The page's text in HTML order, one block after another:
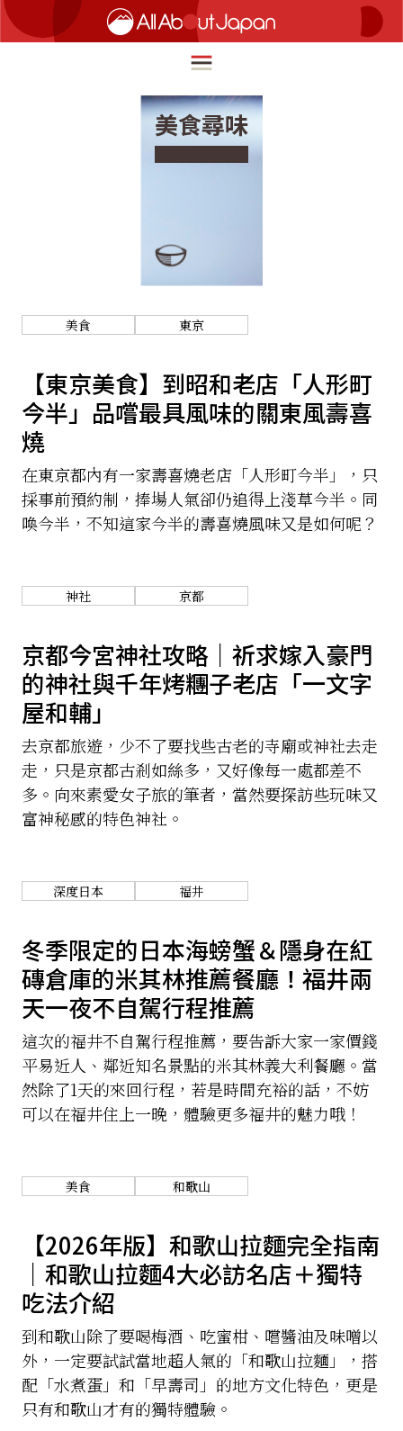
創新趨勢
關於我們
美食尋味
美食 東京
【東京美食】到昭和老店「人形町
今半」品嚐最具風味的關東風壽喜
燒
在東京都內有一家壽喜燒老店「人形町今半」，只
採事前預約制，捧場人氣卻仍追得上淺草今半。同
喚今半，不知這家今半的壽喜燒風味又是如何呢？
神社 京都
京都今宮神社攻略｜祈求嫁入豪門
的神社與千年烤糰子老店「一文字
屋和輔」
去京都旅遊，少不了要找些古老的寺廟或神社去走
走，只是京都古剎如絲多，又好像每一處都差不
多。向來素愛女子旅的筆者，當然要探訪些玩味又
富神秘感的特色神社。
深度日本 福井
冬季限定的日本海螃蟹＆隱身在紅
磚倉庫的米其林推薦餐廳！福井兩
天一夜不自駕行程推薦
這次的福井不自駕行程推薦，要告訴大家一家價錢
平易近人、鄰近知名景點的米其林義大利餐廳。當
然除了1天的來回行程，若是時間充裕的話，不妨
可以在福井住上一晚，體驗更多福井的魅力哦！
美食 和歌山
【2026年版】和歌山拉麵完全指南
｜和歌山拉麵4大必訪名店＋獨特
吃法介紹
到和歌山除了要喝梅酒、吃蜜柑、嚐醬油及味噌以
外，一定要試試當地超人氣的「和歌山拉麵」，搭
配「水煮蛋」和「早壽司」的地方文化特色，更是
只有和歌山才有的獨特體驗。